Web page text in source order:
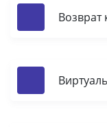
Возврат